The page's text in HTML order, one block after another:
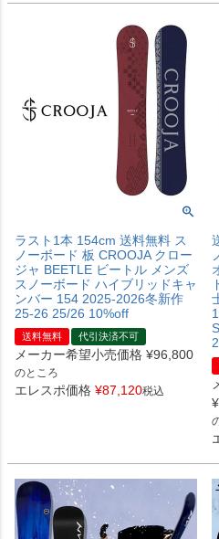
ラスト1本 154cm 送料無料 ス
ノーボード 板 CROOJA クロー
ジャ BEETLE ビートル メンズ
スノーボード ハイブリッドキャ
ンバー 154 2025-2026冬新作
25-26 25/26 10%off
送料無料 代引決済不可
メーカー希望小売価格 ¥96,800
のところ
エレスポ価格 ¥87,120税込
¥